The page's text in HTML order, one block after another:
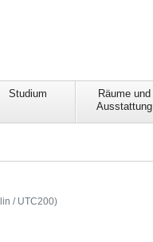
Studium
Räume und
Ausstattung
/ UTC200)